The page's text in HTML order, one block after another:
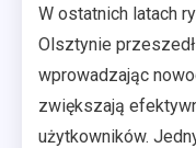
W ostatnich latach
Olsztynie
wprowadzając
zwiększają
użytkowników.